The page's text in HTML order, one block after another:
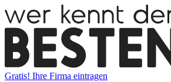
Gratis! Ihre Firma eintragen